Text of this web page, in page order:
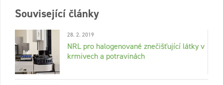
Související články
28. 2. 2019
NRL pro halogenované znečišťující látky v
krmivech a potravinách